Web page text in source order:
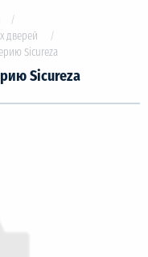
дверей
Sicureza
Sicureza